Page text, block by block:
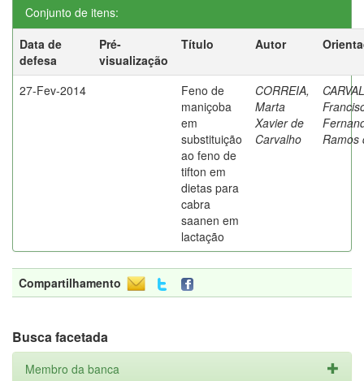
Conjunto de itens:
Data de
defesa
Pré-
visualização
Título Autor
27-Fev-2014
Feno de
maniçoba
em
substituição
ao feno de
tifton em
dietas para
cabra
saanen em
lactação
CORREIA,
Marta
Xavier de
Carvalho
Ramos
Compartilhamento
Busca facetada
Membro da banca